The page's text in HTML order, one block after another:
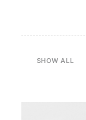
SHOW ALL